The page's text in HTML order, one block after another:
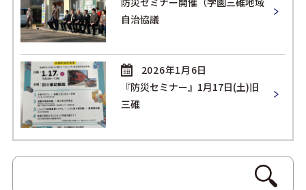
自治協議
2026年1月6日
『防災セミナー』1月17日(土)旧
三碓